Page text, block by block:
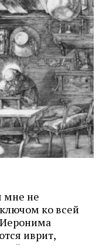
мне не
ко всей
иврит,